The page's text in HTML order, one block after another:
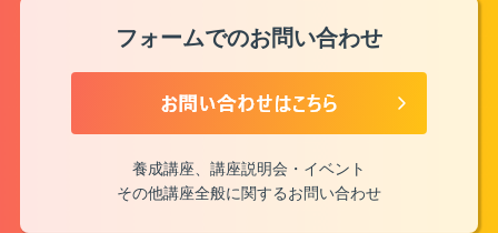
フォームでのお問い合わせ
養成講座、講座説明会・イベント
その他講座全般に関するお問い合わせ